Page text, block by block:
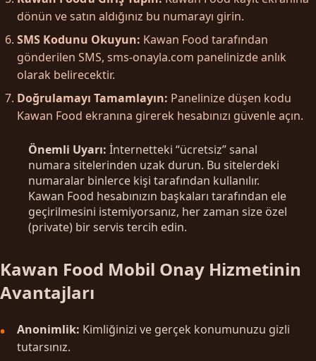
dönün ve satın aldığınız bu numarayı girin.
SMS Kodunu Okuyun: Kawan Food tarafından
gönderilen SMS, sms-onayla.com panelinizde anlık
olarak belirecektir.
Doğrulamayı Tamamlayın: Panelinize düşen kodu
Kawan Food ekranına girerek hesabınızı güvenle açın.
Önemli Uyarı: İnternetteki “ücretsiz” sanal
numara sitelerinden uzak durun. Bu sitelerdeki
numaralar binlerce kişi tarafından kullanılır.
Kawan Food hesabınızın başkaları tarafından ele
geçirilmesini istemiyorsanız, her zaman size özel
(private) bir servis tercih edin.
Kawan Food Mobil Onay Hizmetinin
Avantajları
Anonimlik: Kimliğinizi ve gerçek konumunuzu gizli
tutarsınız.